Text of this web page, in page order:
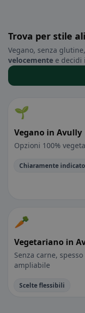
Trova per stile
Vegano, senza
velocemente e decidi
🌱
Vegano in Avully
Opzioni 100%
Chiaramente indicato
🥕
Vegetariano in
Senza carne, spesso
ampliabile
Scelte flessibili